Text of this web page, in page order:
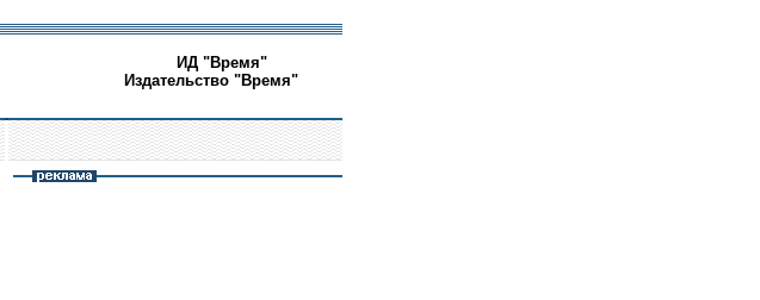
ИД "Время"
Издательство "Время"